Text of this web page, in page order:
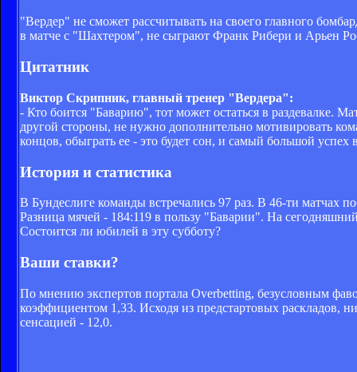
"Вердер" не сможет рассчитывать на своего главного
в матче с "Шахтером", не сыграют Франк Рибери и Арьен
Цитатник
Виктор Скрипник, главный тренер "Вердера":
- Кто боится "Баварию", тот может остаться в раздевалке.
другой стороны, не нужно дополнительно мотивировать
концов, обыграть ее - это будет сон, и самый большой успех
История и статистика
В Бундеслиге команды встречались 97 раз. В 46-ти матчах
Разница мячей - 184:119 в пользу "Баварии". На
Состоится ли юбилей в эту субботу?
Ваши ставки?
По мнению экспертов портала Overbetting, безусловным
коэффициентом 1,33. Исходя из предстартовых раскладов,
сенсацией - 12,0.